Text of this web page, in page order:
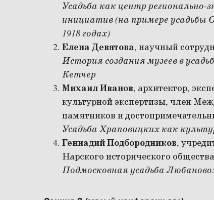
Усадьба как центр регионально-
инициатив (на примере усадьбы
1918 годах)
Елена Девятова, научный
История создания музеев в
Кетчер
Михаил Иванов, архитектор,
культурной экспертизы, член
памятников и
Усадьба Храповицких как
Геннадий Подбородников,
Нарского исторического
Подмосковная усадьба